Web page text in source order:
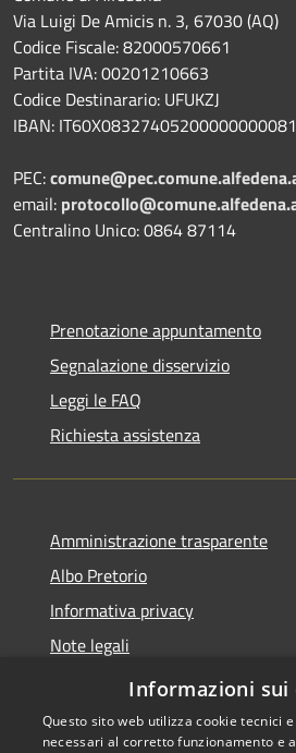
Via Luigi De Amicis n. 3, 67030 (AQ)
Codice Fiscale: 82000570661
Partita IVA: 00201210663
Codice Destinarario: UFUKZJ
IBAN:
PEC:
email:
Centralino Unico: 0864 87114
Prenotazione appuntamento
Segnalazione disservizio
Leggi le FAQ
Richiesta assistenza
Amministrazione trasparente
Albo Pretorio
Informativa privacy
Note legali
Dichiarazione di accessibilità
Informazioni sui
Questo sito web utilizza cookie tecnici
necessari al corretto funzionamento e